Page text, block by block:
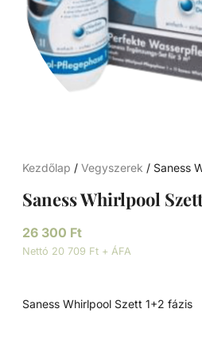
Kezdőlap /Vegyszerek / Saness
Saness Whirlpool
26 300 Ft
Nettó 20 709 Ft + ÁFA
Saness Whirlpool Szett 1+2 fázis